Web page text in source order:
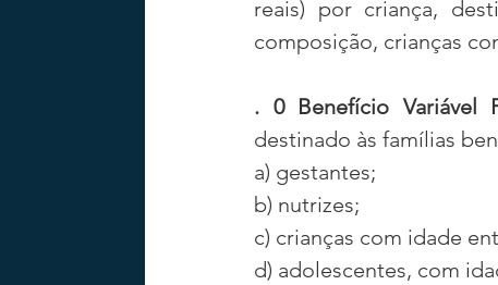
reais) por criança,
composição, crianças
. 0 Benefício Variável
destinado às famílias
a) gestantes;
b) nutrizes;
c) crianças com idade
d) adolescentes, com